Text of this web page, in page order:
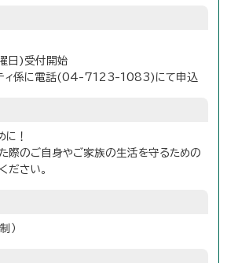
日)受付開始
ティ係に電話(04-7123-1083)にて申込
に！
際のご自身やご家族の生活を守るための
ださい。
）